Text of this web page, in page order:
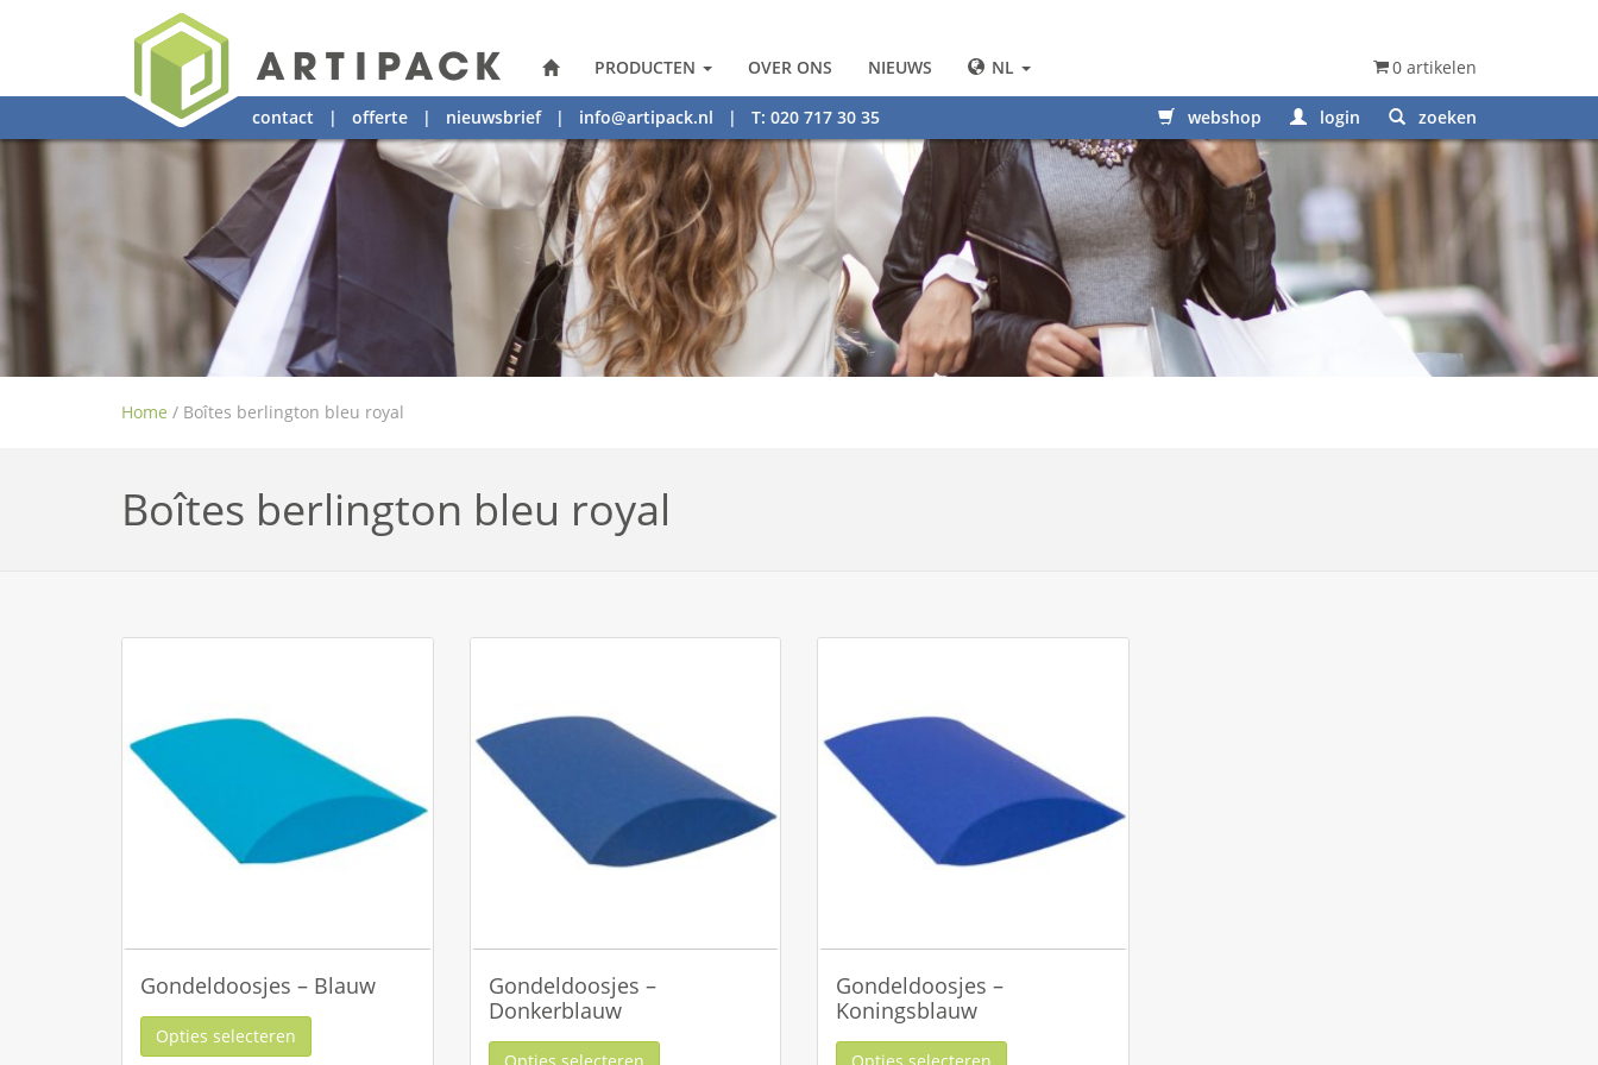
PRODUCTEN OVER ONS NIEUWS NL 0 artikelen
contact | offerte | nieuwsbrief| info@artipack.nl | T: 020 717 30 35 webshop login zoeken
Home / Boîtes berlington bleu royal
Boîtes berlington bleu royal
Gondeldoosjes – Blauw
Opties selecteren
Gondeldoosjes –
Donkerblauw
Opties selecteren
Gondeldoosjes –
Koningsblauw
Opties selecteren